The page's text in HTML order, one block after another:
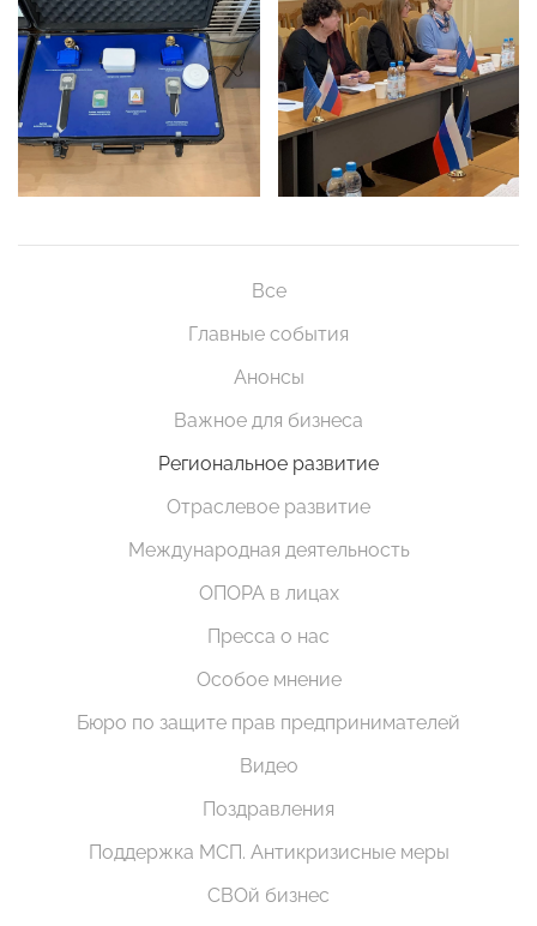
Все
Главные события
Анонсы
Важное для бизнеса
Региональное развитие
Отраслевое развитие
Международная деятельность
ОПОРА в лицах
Пресса о нас
Особое мнение
Бюро по защите прав предпринимателей
Видео
Поздравления
Поддержка МСП. Антикризисные меры
СВОй бизнес